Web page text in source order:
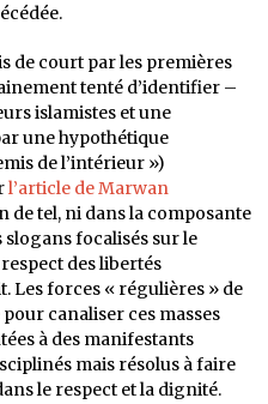
de court par les premières
tenté d’identifier –
islamistes et une
une hypothétique
de l’intérieur »)
l’article de Marwan
de tel, ni dans la composante
slogans focalisés sur le
des libertés
Les forces « régulières » de
canaliser ces masses
à des manifestants
mais résolus à faire
le respect et la dignité.